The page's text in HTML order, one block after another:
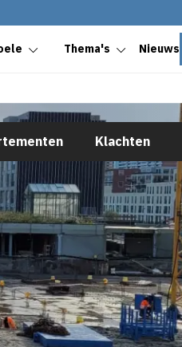
Thema's Nieuws
Klachten